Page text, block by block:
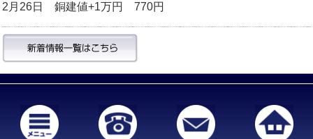
2月26日 銅建値+1万円 770円